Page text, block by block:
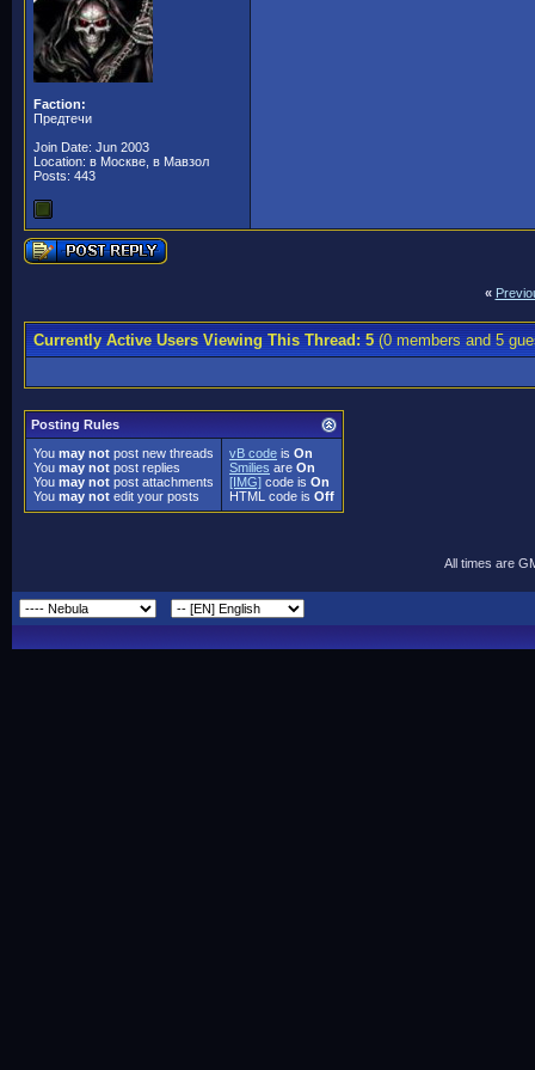
Faction:
Предтечи
Join Date: Jun 2003
Location: в Москве, в Мавзол
Posts: 443
«
Currently Active Users Viewing This Thread: 5(0 members and 5
Posting Rules
You may not post new threads
You may not post replies
You may not post attachments
You may not edit your posts
vB code is On
Smilies are On
[IMG] code is On
HTML code is Off
All times are